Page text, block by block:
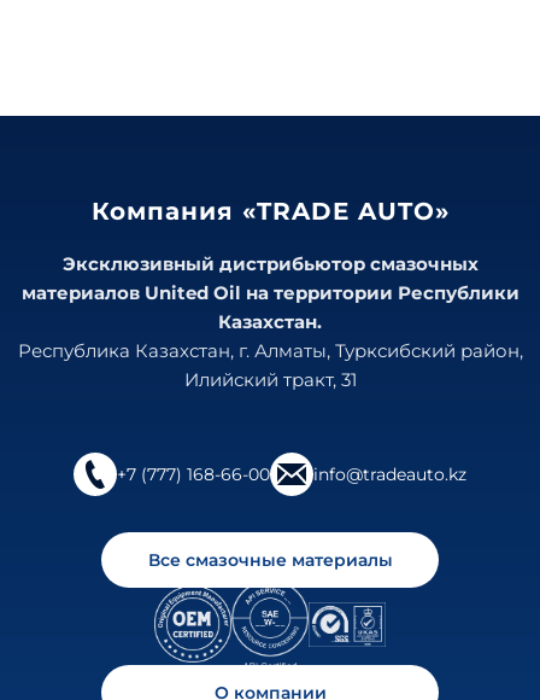
Компания «TRADE AUTO»
Эксклюзивный дистрибьютор смазочных
материалов United Oil на территории Республики
Казахстан.
Республика Казахстан, г. Алматы, Турксибский район,
Илийский тракт, 31
+7 (777) 168-66-00 info@tradeauto.kz
Все смазочные материалы
О компании